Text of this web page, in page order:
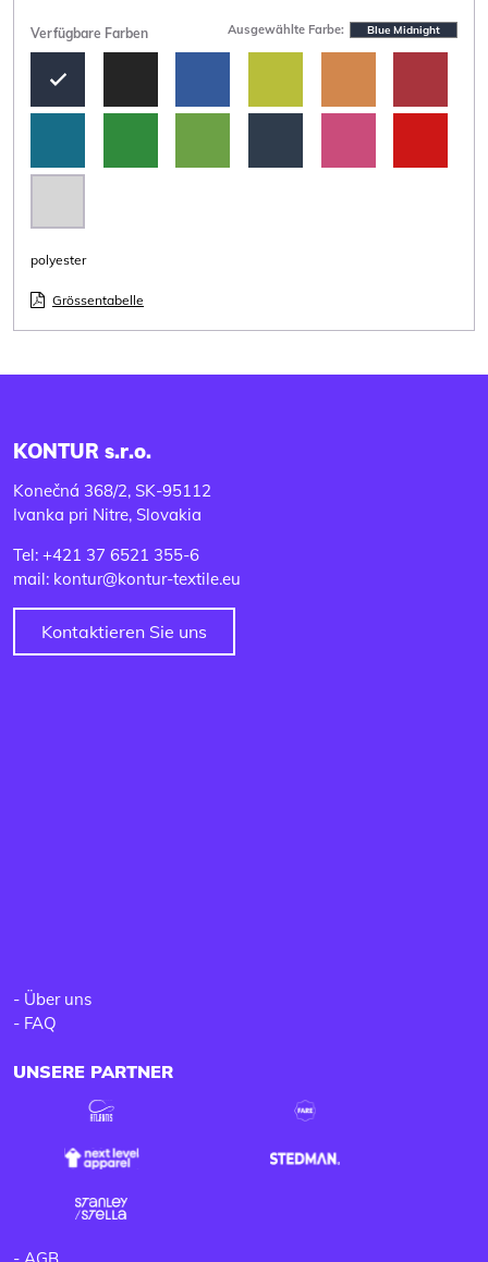
Verfügbare Farben Ausgewählte Farbe: Blue Midnight
polyester
Grössentabelle
KONTUR s.r.o.
Konečná 368/2, SK-95112
Ivanka pri Nitre, Slovakia
Tel: +421 37 6521 355-6
mail: kontur@kontur-textile.eu
Kontaktieren Sie uns
- Über uns
- FAQ
UNSERE PARTNER